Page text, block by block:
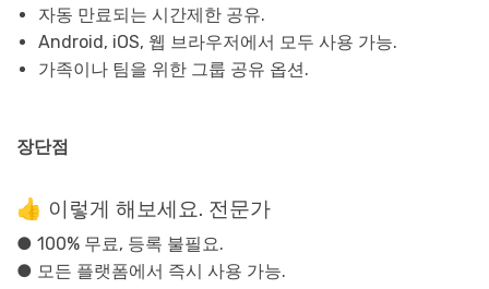
자동 만료되는 시간제한 공유.
Android, iOS, 웹 브라우저에서 모두 사용 가능.
가족이나 팀을 위한 그룹 공유 옵션.
장단점
👍 이렇게 해보세요. 전문가
● 100% 무료, 등록 불필요.
● 모든 플랫폼에서 즉시 사용 가능.